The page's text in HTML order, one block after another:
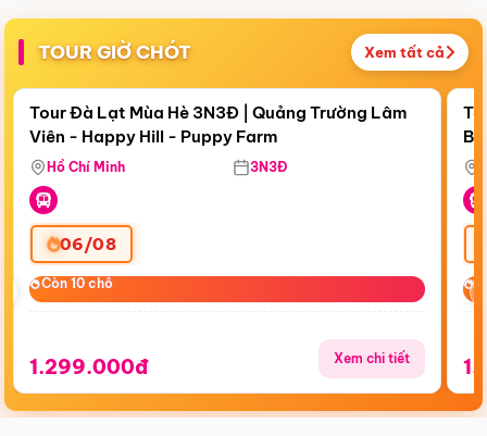
TOUR GIỜ CHÓT Xem tất cả
Còn20:56:17
Điểm nổi bật
Tour Đà Lạt Mùa Hè 3N3Đ | Quảng Trường Lâm
Viên - Happy Hill - Puppy Farm
Hồ Chí Minh 3N3Đ
06/08
Còn 10 chỗ
Còn 10 chỗ
1.299.000đ Xem chi tiết